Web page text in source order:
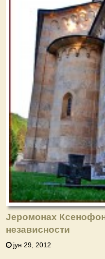
Јеромонах
независности
јун 29, 2012